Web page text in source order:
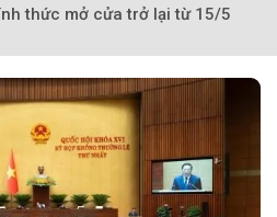
Theo Theo
thức mở cửa trở lại từ 15/5